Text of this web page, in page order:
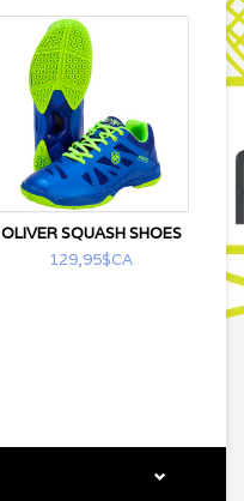
OLIVER SQUASH SHOES
129,95$CA